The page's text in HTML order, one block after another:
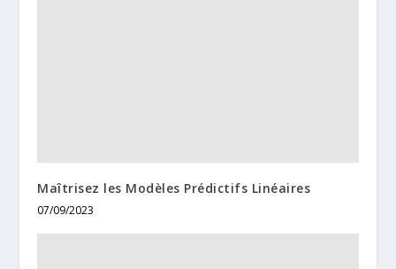
Maîtrisez les Modèles Prédictifs Linéaires
07/09/2023